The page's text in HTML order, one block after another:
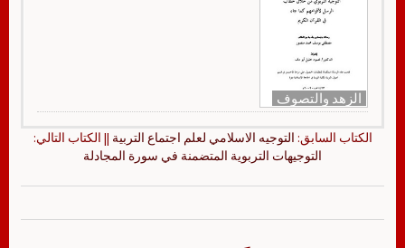
الزهد والتصوف
الكتاب السابق: التوجيه الاسلامي لعلم اجتماع التربية || الكتاب التالي:
التوجيهات التربوية المتضمنة في سورة المجادلة